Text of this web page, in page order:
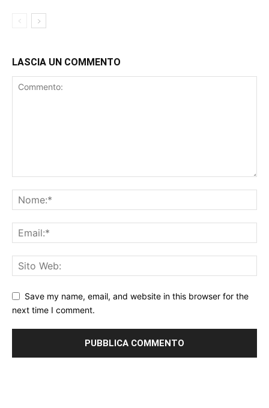
LASCIA UN COMMENTO
Save my name, email, and website in this browser for the
next time I comment.